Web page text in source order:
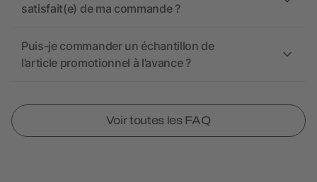
satisfait(e) de ma commande ?
Puis-je commander un échantillon de
l’article promotionnel à l’avance ?
Voir toutes les FAQ